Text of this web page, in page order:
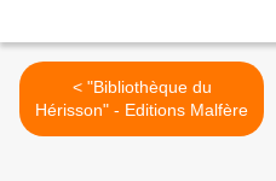
< "Bibliothèque du
Hérisson" - Editions Malfère